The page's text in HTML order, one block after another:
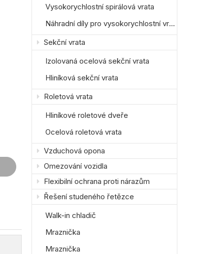
Vysokorychlostní spirálová vrata
Náhradní díly pro vysokorychlostní vrata
Sekční vrata
Izolovaná ocelová sekční vrata
Hliníková sekční vrata
Roletová vrata
Hliníkové roletové dveře
Ocelová roletová vrata
Vzduchová opona
Omezování vozidla
Flexibilní ochrana proti nárazům
Řešení studeného řetězce
Walk-in chladič
Mraznička
Mraznička